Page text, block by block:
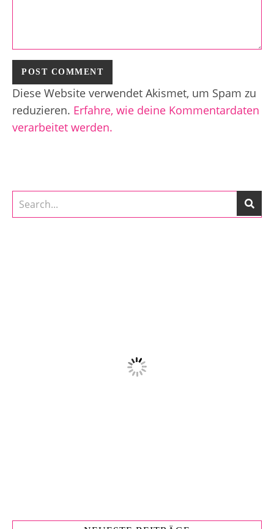
Diese Website verwendet Akismet, um Spam zu
reduzieren. Erfahre, wie deine Kommentardaten
verarbeitet werden.